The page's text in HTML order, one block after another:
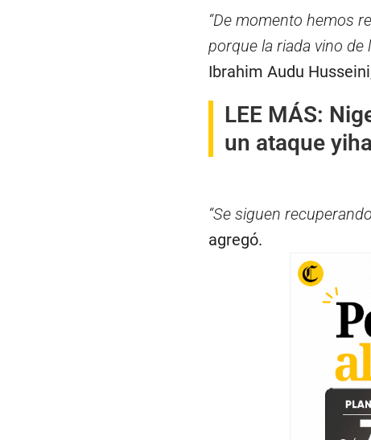
“De momento hemos
porque la riada vino de
Ibrahim Audu
LEE MÁS:
un ataque
“Se siguen
agregó.